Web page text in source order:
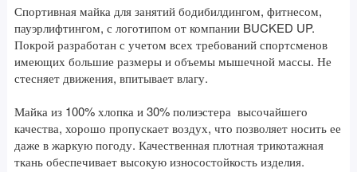
Спортивная майка для занятий бодибилдингом, фитнесом,
пауэрлифтингом, с логотипом от компании BUCKED UP.
Покрой разработан с учетом всех требований спортсменов
имеющих большие размеры и объемы мышечной массы. Не
стесняет движения, впитывает влагу.
Майка из 100% хлопка и 30% полиэстера высочайшего
качества, хорошо пропускает воздух, что позволяет носить ее
даже в жаркую погоду. Качественная плотная трикотажная
ткань обеспечивает высокую износостойкость изделия.